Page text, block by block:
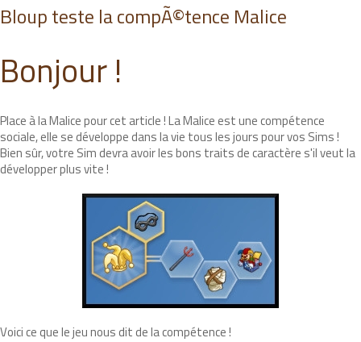
Bloup teste la compÃ©tence Malice
Bonjour !
Place à la Malice pour cet article ! La Malice est une compétence
sociale, elle se développe dans la vie tous les jours pour vos Sims !
Bien sûr, votre Sim devra avoir les bons traits de caractère s'il veut la
développer plus vite !
Voici ce que le jeu nous dit de la compétence !